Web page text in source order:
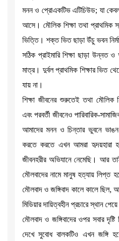
মনন ও প্রোএকটিভ এটিচিউড; যা
আসে। মৌলিক শিক্ষা তথা প্রাথমিক
ভিত্তি। শক্ত ভিত ছাড়া উঁচু ভবন
সঠিক প্রাইমারি শিক্ষা ছাড়া উন্নত ও
মাত্র। দুর্বল প্রাথমিক শিক্ষার ভিত
যায় না।
শিক্ষা জীবনের শুরুতেই তথা মৌলিক
এবং পরবর্তী জীবনেও পারিবারিক-
আমাদের মনন ও চিন্তার ভুবনে
করতে করতে এখন আমরা হৃদয়হারা
জীবনহরীর অভিযানে নেমেছি। আর
মৌলবাদের নামে মানুষ হত্যায় লিপ্ত
মৌলবাদ ও জঙ্গিবাদ কালে কালে
মিডিয়ার দায়িত্বহীন প্রচারে স্থান
মৌলবাদ ও জঙ্গিবাদের ওপর সবার
দেখে সুবোধ বালকটিও এখন জঙ্গি